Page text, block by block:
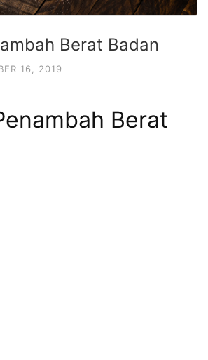
Berat Badan
16, 2019
Berat